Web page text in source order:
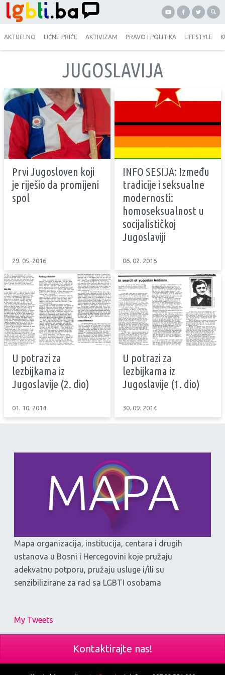
AKTUELNO LIČNE PRIČE AKTIVIZAM PRAVO I POLITIKA LIFESTYLE
JUGOSLAVIJA
Prvi Jugosloven koji
je riješio da promijeni
spol
29. 05. 2016
INFO SESIJA: Između
tradicije i seksualne
modernosti:
homoseksualnost u
socijalističkoj
Jugoslaviji
06. 02. 2016
U potrazi za
lezbijkama iz
Jugoslavije (2. dio)
01. 10. 2014
U potrazi za
lezbijkama iz
Jugoslavije (1. dio)
30. 09. 2014
Mapa organizacija, institucija, centara i drugih
ustanova u Bosni i Hercegovini koje pružaju
adekvatnu potporu, pružaju usluge i/ili su
senzibilizirane za rad sa LGBTI osobama
My Tweets
Kontaktirajte nas!